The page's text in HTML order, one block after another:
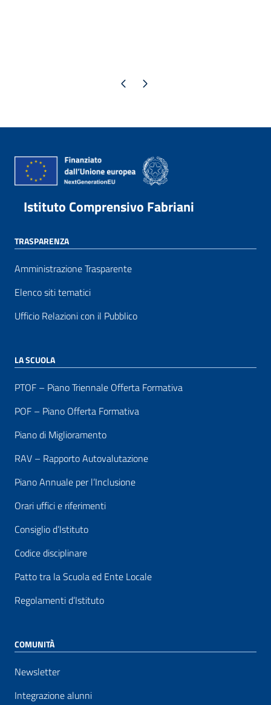
Pagina precedente
Pagina successiva
Istituto Comprensivo Fabriani
TRASPARENZA
Amministrazione Trasparente
Elenco siti tematici
Ufficio Relazioni con il Pubblico
LA SCUOLA
PTOF – Piano Triennale Offerta Formativa
POF – Piano Offerta Formativa
Piano di Miglioramento
RAV – Rapporto Autovalutazione
Piano Annuale per l’Inclusione
Orari uffici e riferimenti
Consiglio d’Istituto
Codice disciplinare
Patto tra la Scuola ed Ente Locale
Regolamenti d’Istituto
COMUNITÀ
Newsletter
Integrazione alunni